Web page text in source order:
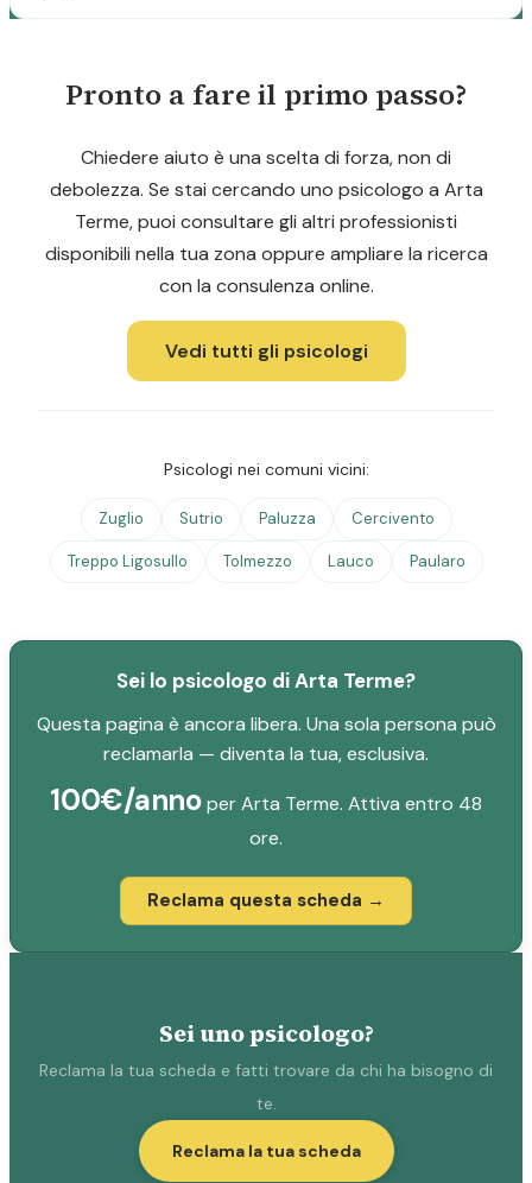
Pronto a fare il primo passo?
Chiedere aiuto è una scelta di forza, non di
debolezza. Se stai cercando uno psicologo a Arta
Terme, puoi consultare gli altri professionisti
disponibili nella tua zona oppure ampliare la ricerca
con la consulenza online.
Vedi tutti gli psicologi
Psicologi nei comuni vicini:
Zuglio Sutrio Paluzza Cercivento
Treppo Ligosullo Tolmezzo Lauco Paularo
Sei lo psicologo di Arta Terme?
Questa pagina è ancora libera. Una sola persona può
reclamarla — diventa la tua, esclusiva.
100€/annoper Arta Terme. Attiva entro 48
ore.
Reclama questa scheda →
Sei uno psicologo?
Reclama la tua scheda e fatti trovare da chi ha bisogno di
te.
Reclama la tua scheda